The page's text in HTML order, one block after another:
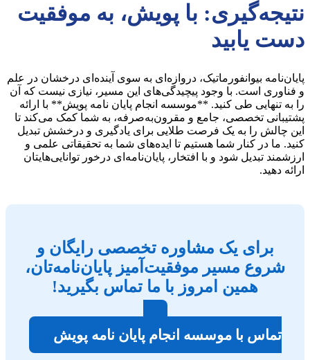
نتیجه‌گیری: با پویش، به موفقیت
دست یابید
پایان‌نامه بیوانفورماتیک، دروازه‌ای به سوی آینده‌ای درخشان در علم
و فناوری است. با وجود پیچیدگی‌های این مسیر، نیازی نیست که آن
را به تنهایی طی کنید. **موسسه انجام پایان نامه پویش** با ارائه
پشتیبانی تخصصی، جامع و مقرون‌به‌صرفه، به شما کمک می‌کند تا
این چالش را به یک فرصت طلایی برای یادگیری و درخشش تبدیل
کنید. ما در کنار شما هستیم تا ایده‌های شما به تحقیقاتی علمی و
ارزشمند تبدیل شود و با افتخار، پایان‌نامه‌ای درخور توانایی‌هایتان
ارائه دهید.
برای یک مشاوره تخصصی رایگان و
شروع مسیر موفقیت‌آمیز پایان‌نامه‌تان،
همین امروز با ما تماس بگیرید!
تماس با موسسه انجام پایان نامه پویش